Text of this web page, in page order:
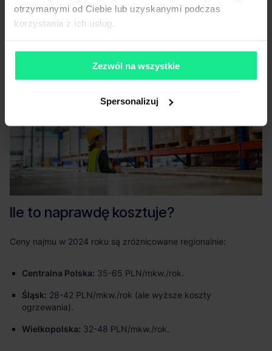
otrzymanymi od Ciebie lub uzyskanymi podczas
korzystania z ich usług.
Zezwól na wszystkie
Spersonalizuj
Centralna Polska: 35-65 PLN/mkw./rok.
Śląsk: 28-42 PLN/mkw./rok (ale wyższe koszty
ogrzewania).
Wielkopolska: 32-48 PLN/mkw./rok.